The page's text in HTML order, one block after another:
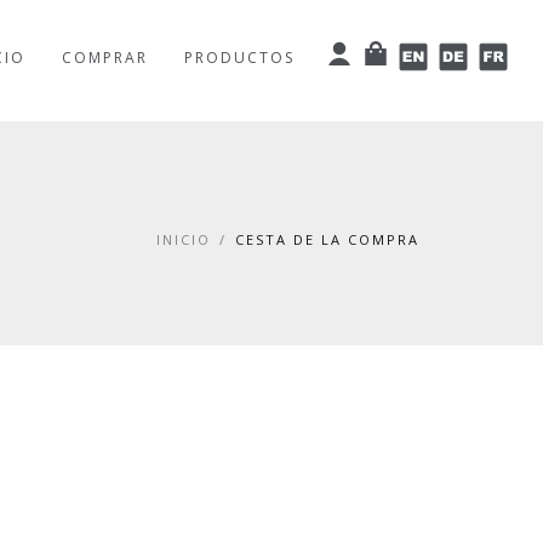
COMPRAR PRODUCTOS Cart
User English Deutsch
INICIO / CESTA DE LA COMPRA